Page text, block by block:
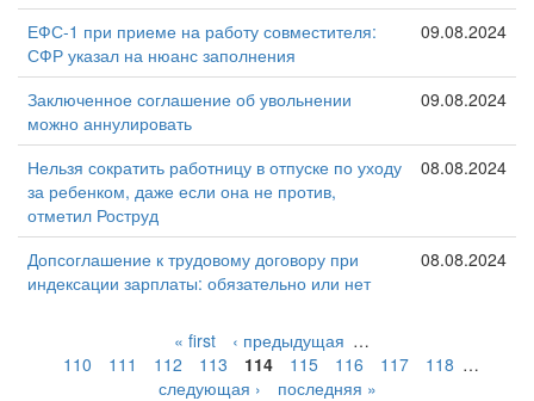
ЕФС-1 при приеме на работу совместителя:
СФР указал на нюанс заполнения
09.08.2024
Заключенное соглашение об увольнении
можно аннулировать
09.08.2024
Нельзя сократить работницу в отпуске по уходу
за ребенком, даже если она не против,
отметил Роструд
08.08.2024
Допсоглашение к трудовому договору при
индексации зарплаты: обязательно или нет
08.08.2024
« first ‹ предыдущая …
110
111 112 113 114 115 116 117 118 …
следующая ›
последняя »